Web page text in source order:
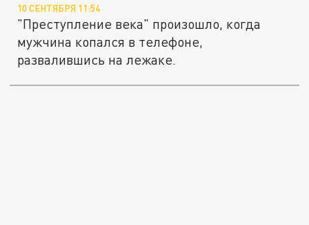
10 СЕНТЯБРЯ 11:54
"Преступление века" произошло, когда
мужчина копался в телефоне,
развалившись на лежаке.